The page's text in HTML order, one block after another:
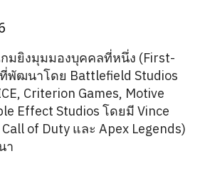
กมยิงมุมมองบุคคลที่หนึ่ง (First-
พัฒนาโดย Battlefield Studios
Criterion Games, Motive
Effect Studios โดยมี Vince
of Duty และ Apex Legends)
า